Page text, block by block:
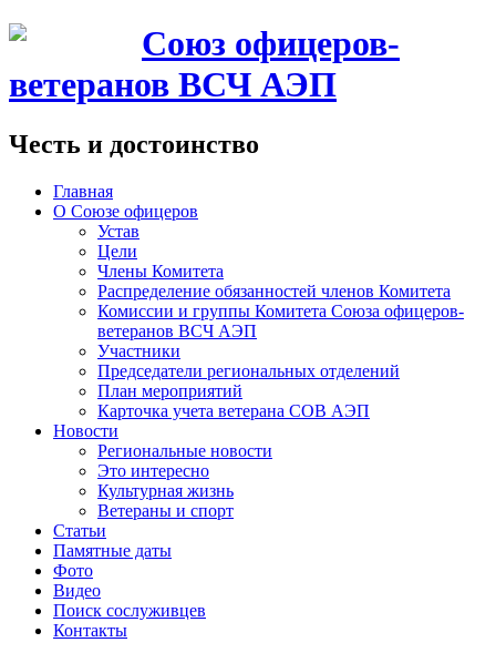
Союз офицеров-
ветеранов ВСЧ АЭП
Честь и достоинство
Главная
О Союзе офицеров
Устав
Цели
Члены Комитета
Распределение обязанностей членов Комитета
Комиссии и группы Комитета Союза офицеров-
ветеранов ВСЧ АЭП
Участники
Председатели региональных отделений
План мероприятий
Карточка учета ветерана CОВ АЭП
Новости
Региональные новости
Это интересно
Культурная жизнь
Ветераны и спорт
Статьи
Памятные даты
Фото
Видео
Поиск сослуживцев
Контакты